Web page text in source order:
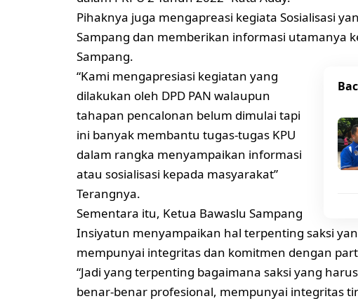
Pihaknya juga mengapreasi kegiata Sosialisasi
Sampang dan memberikan informasi utamanya
Sampang.
“Kami mengapresiasi kegiatan yang
dilakukan oleh DPD PAN walaupun
tahapan pencalonan belum dimulai tapi
ini banyak membantu tugas-tugas KPU
dalam rangka menyampaikan informasi
atau sosialisasi kepada masyarakat”
Terangnya.
Sementara itu, Ketua Bawaslu Sampang
Insiyatun menyampaikan hal terpenting saksi
mempunyai integritas dan komitmen dengan
“Jadi yang terpenting bagaimana saksi yang
benar-benar profesional, mempunyai integritas